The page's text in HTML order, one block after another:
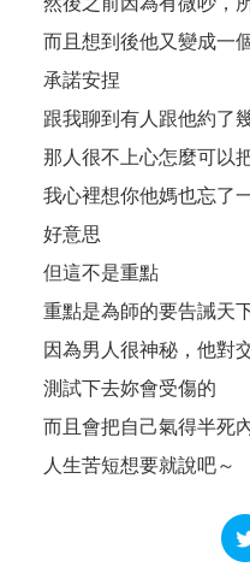
而且想到後他又變成一
承諾安捏
跟我聊到有人跟他約了
那人很不上心怎麼可以
我心裡想你他媽也忘了
好意思
但這不是重點
重點是為師的要告誡天
因為男人很神秘，他對
測試下去妳會受傷的
而且會把自己氣得半死
人生苦短想要就說吧～